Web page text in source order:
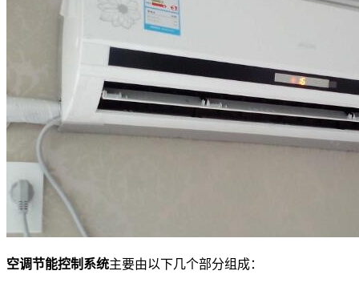
空调节能控制系统主要由以下几个部分组成：